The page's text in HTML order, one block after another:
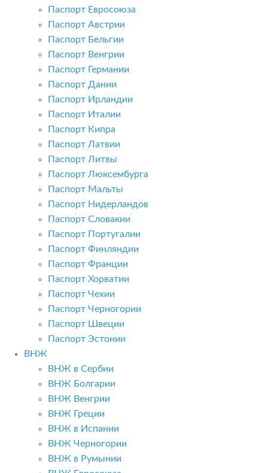
Паспорт Евросоюза
Паспорт Австрии
Паспорт Бельгии
Паспорт Венгрии
Паспорт Германии
Паспорт Дании
Паспорт Ирландии
Паспорт Италии
Паспорт Кипра
Паспорт Латвии
Паспорт Литвы
Паспорт Люксембурга
Паспорт Мальты
Паспорт Нидерландов
Паспорт Словакии
Паспорт Португалии
Паспорт Финляндии
Паспорт Франции
Паспорт Хорватии
Паспорт Чехии
Паспорт Черногории
Паспорт Швеции
Паспорт Эстонии
ВНЖ
ВНЖ в Сербии
ВНЖ Болгарии
ВНЖ Венгрии
ВНЖ Греции
ВНЖ в Испании
ВНЖ Черногории
ВНЖ в Румынии